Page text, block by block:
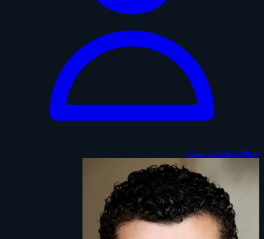
Alisha Seaton ممثل